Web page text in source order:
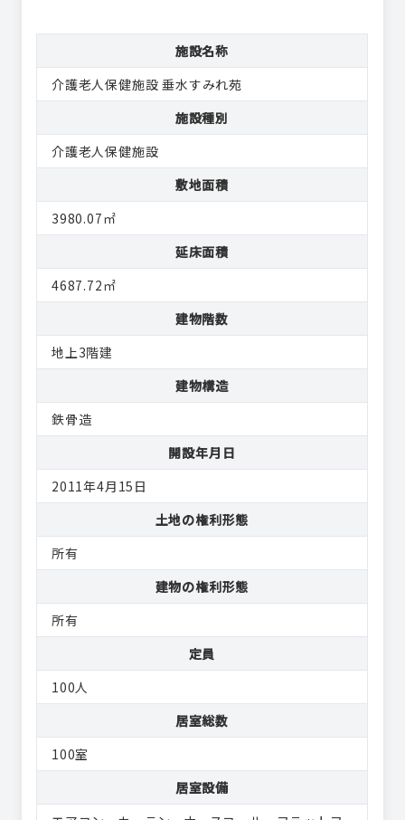
施設名称
介護老人保健施設 垂水すみれ苑
施設種別
介護老人保健施設
敷地面積
3980.07㎡
延床面積
4687.72㎡
建物階数
地上3階建
建物構造
鉄骨造
開設年月日
2011年4月15日
土地の権利形態
所有
建物の権利形態
所有
定員
100人
居室総数
100室
居室設備